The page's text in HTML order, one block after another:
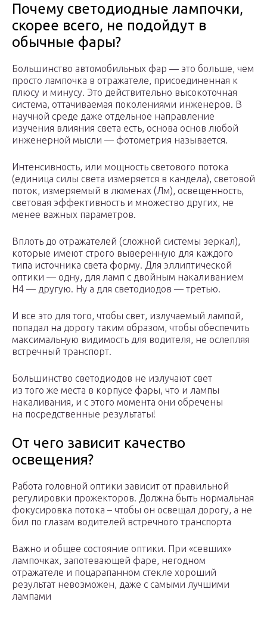
Почему светодиодные лампочки,
скорее всего, не подойдут в
обычные фары?
Большинство автомобильных фар — это больше, чем
просто лампочка в отражателе, присоединенная к
плюсу и минусу. Это действительно высокоточная
система, оттачиваемая поколениями инженеров. В
научной среде даже отдельное направление
изучения влияния света есть, основа основ любой
инженерной мысли — фотометрия называется.
Интенсивность, или мощность светового потока
(единица силы света измеряется в кандела), световой
поток, измеряемый в люменах (Лм), освещенность,
световая эффективность и множество других, не
менее важных параметров.
Вплоть до отражателей (сложной системы зеркал),
которые имеют строго выверенную для каждого
типа источника света форму. Для эллиптической
оптики — одну, для ламп с двойным накаливанием
H4 — другую. Ну а для светодиодов — третью.
​​И все это для того, чтобы свет, излучаемый лампой,
попадал на дорогу таким образом, чтобы обеспечить
максимальную видимость для водителя, не ослепляя
встречный транспорт.
Большинство светодиодов не излучают свет
из того же места в корпусе фары, что и лампы
накаливания, и с этого момента они обречены
на посредственные результаты!
От чего зависит качество
освещения?
Работа головной оптики зависит от правильной
регулировки прожекторов. Должна быть нормальная
фокусировка потока – чтобы он освещал дорогу, а не
бил по глазам водителей встречного транспорта
Важно и общее состояние оптики. При «севших»
лампочках, запотевающей фаре, негодном
отражателе и поцарапанном стекле хороший
результат невозможен, даже с самыми лучшими
лампами